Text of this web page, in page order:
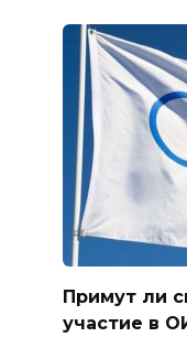
Примут ли
участие в